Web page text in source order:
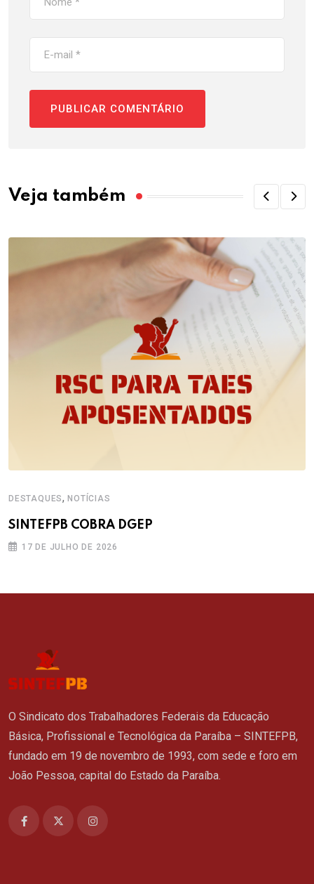
Veja também
DESTAQUES,NOTÍCIAS
SINTEFPB COBRA DGEP
17 DE JULHO DE 2026
O Sindicato dos Trabalhadores Federais da Educação
Básica, Profissional e Tecnológica da Paraíba – SINTEFPB,
fundado em 19 de novembro de 1993, com sede e foro em
João Pessoa, capital do Estado da Paraíba.